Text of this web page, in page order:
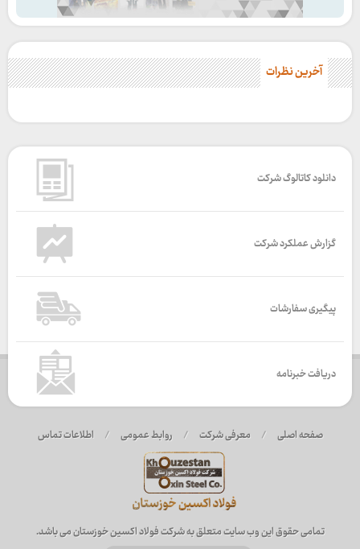
آخرین نظرات
دانلود کاتالوگ شرکت
گزارش عملکرد شرکت
پیگیری سفارشات
دریافت خبرنامه
صفحه اصلی / معرفی شرکت / روابط عمومی / اطلاعات تماس
تمامی حقوق این وب سایت متعلق به شرکت فولاد اکسین خوزستان می باشد.